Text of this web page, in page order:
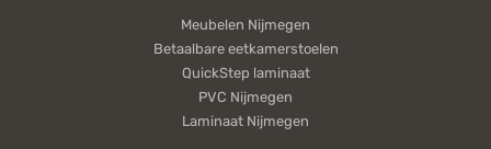
Meubelen Nijmegen
Betaalbare eetkamerstoelen
QuickStep laminaat
PVC Nijmegen
Laminaat Nijmegen